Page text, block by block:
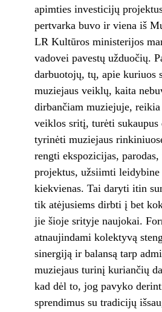
apimties investicijų
pertvarka buvo ir viena iš
LR Kultūros ministerijos
vadovei pavestų užduočių.
darbuotojų, tų, apie kuriuos
muziejaus veiklų, kaita
dirbančiam muziejuje,
veiklos sritį, turėti sukaupus
tyrinėti muziejaus
rengti ekspozicijas,
projektus, užsiimti
kiekvienas. Tai daryti itin
tik atėjusiems dirbti į bet
jie šioje srityje naujokai.
atnaujindami kolektyvą
sinergiją ir balansą tarp
muziejaus turinį kuriančių
kad dėl to, jog pavyko
sprendimus su tradicijų